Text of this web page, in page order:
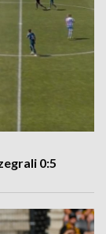
0:5